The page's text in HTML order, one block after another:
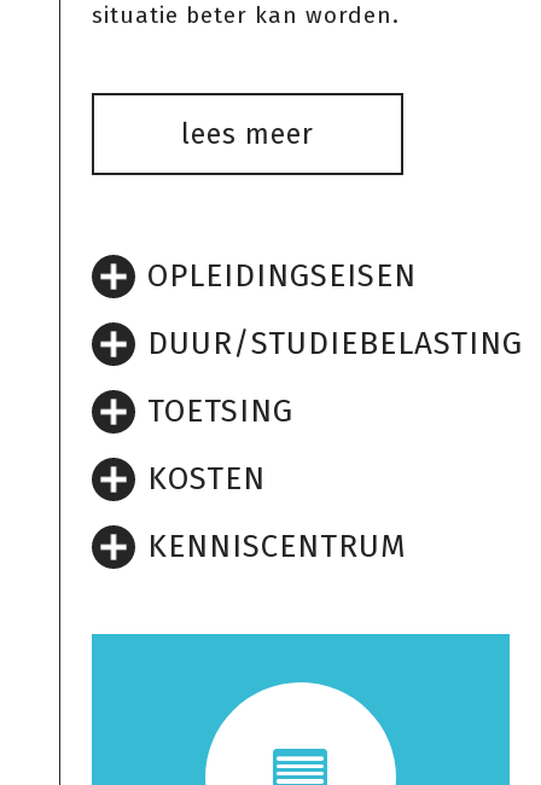
situatie beter kan worden.
lees meer
OPLEIDINGSEISEN
DUUR/STUDIEBELASTING
TOETSING
KOSTEN
KENNISCENTRUM